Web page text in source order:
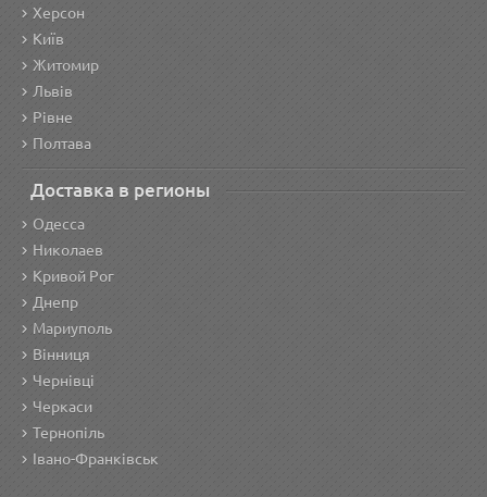
Херсон
Київ
Житомир
Львів
Рівне
Полтава
Доставка в регионы
Одесса
Николаев
Кривой Рог
Днепр
Мариуполь
Вінниця
Чернівці
Черкаси
Тернопіль
Івано-Франківськ